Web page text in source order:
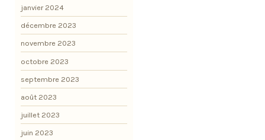
janvier 2024
décembre 2023
novembre 2023
octobre 2023
septembre 2023
août 2023
juillet 2023
juin 2023